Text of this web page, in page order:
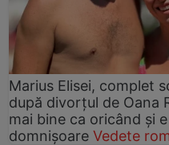
Marius Elisei, complet
după divorțul de Oana
mai bine ca oricând și
domnișoare Vedete